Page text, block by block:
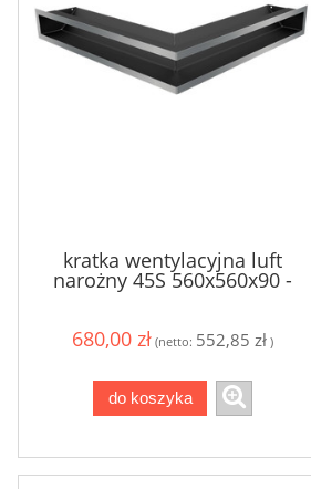
kratka wentylacyjna luft
narożny 45S 560x560x90 -
680,00 zł (netto: 552,85 zł )
do koszyka